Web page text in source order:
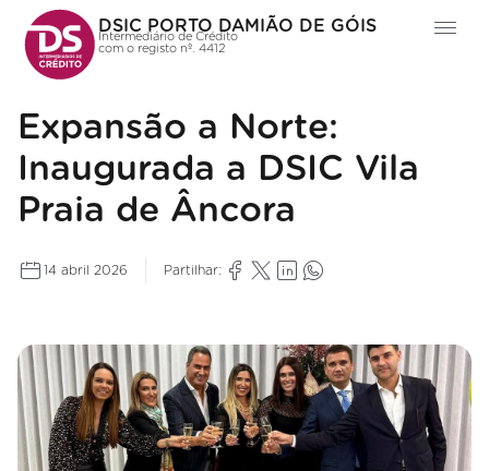
DSIC PORTO DAMIÃO DE GÓIS
Intermediário de Crédito
com o registo nº. 4412
Expansão a Norte:
Inaugurada a DSIC Vila
Praia de Âncora
14 abril 2026 Partilhar: